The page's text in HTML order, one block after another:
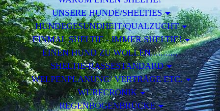
UNSERE HUNDE/SHELTIES
HUNDEGESUNDHEIT/QUALZUCHT
EINMAL SHELTIE - IMMER SHELTIE!
EINEN HUND ZU WOLLEN...........
SHELTIE-RASSESTANDARD
WELPENPLANUNG/ VERTRÄGE ETC.
WURFCRONIK
REGENBOGENBRÜCKE